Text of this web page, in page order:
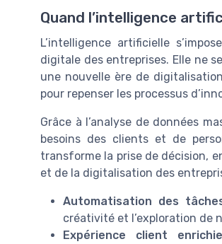
Quand l’intelligence
L’intelligence artificielle
digitale des entreprises. Elle ne
une nouvelle ère de
pour repenser les processus
Grâce à l’analyse de données
besoins des clients et de
transforme la prise de décision,
et de la digitalisation des
Automatisation des
créativité et l’exploration de
Expérience client